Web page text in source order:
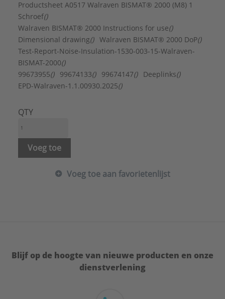
Geschikt voor gietijzeren buis:
Ja
Geschikt voor koperen buis:
Geschikt voor kunststof buis:
Nee
Geschikt voor roestvaststalen buis: Ja
Geschikt voor spiraalbuis:
Nee
Geschikt voor stalen buis:
Inlage:
Rubber
KIWA-keur: Nee
LPCB keur:
Materiaal:
Mediumtemperatuur (continu):
Merk:
Walraven
Nom. diameter:
Sluitvoorziening: Schroef
Serie:
BISMAT®
Productsheet A0517 Walraven BISMAT® 2000 (M8) 1
Schroef()
Walraven BISMAT® 2000 Instructions for use()
Dimensional drawing() Walraven BISMAT® 2000 DoP()
Test-Report-Noise-Insulation-1530-003-15-Walraven-
BISMAT-2000()
99673955() 99674133() 99674147() Deeplinks()
EPD-Walraven-1.1.00930.2025()
QTY
Voeg toe
Voeg toe aan favorietenlijst
Blijf op de hoogte van nieuwe producten en onze
dienstverlening